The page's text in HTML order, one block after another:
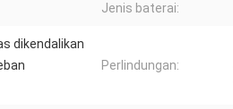
Jenis baterai:
dikendalikan
Perlindungan: